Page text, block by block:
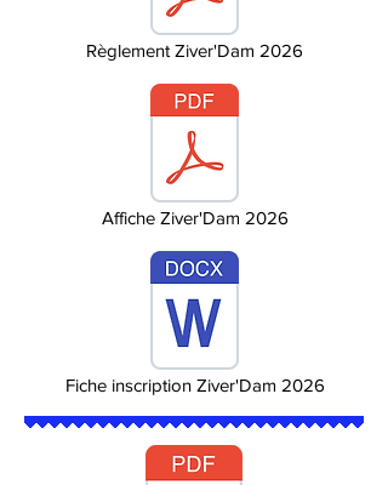
Règlement Ziver'Dam 2026
Affiche Ziver'Dam 2026
Fiche inscription Ziver'Dam 2026